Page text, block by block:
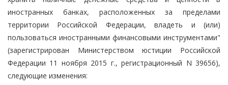
иностранных банках, расположенных за пределами
территории Российской Федерации, владеть и (или)
пользоваться иностранными финансовыми инструментами"
(зарегистрирован Министерством юстиции Российской
Федерации 11 ноября 2015 г., регистрационный N 39656),
следующие изменения: